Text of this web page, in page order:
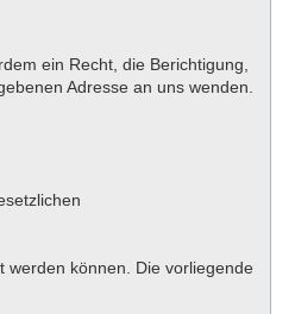
ein Recht, die Berichtigung,
Adresse an uns wenden.
werden können. Die vorliegende